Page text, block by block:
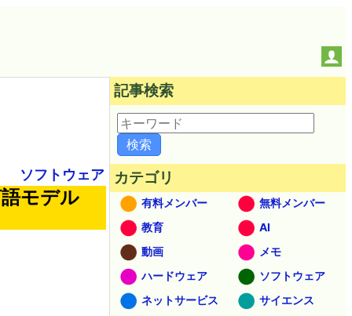
ソフトウェア
モデル
記事検索
カテゴリ
有料メンバー
無料メンバー
教育
AI
動画
メモ
ハードウェア
ソフトウェア
ネットサービス
サイエンス